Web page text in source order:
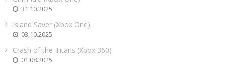
31.10.2025
Island Saver (Xbox One)
03.10.2025
Crash of the Titans (Xbox 360)
01.08.2025